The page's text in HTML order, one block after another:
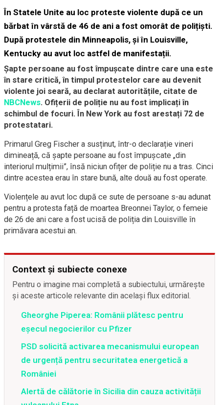
În Statele Unite au loc proteste violente după ce un
bărbat în vârstă de 46 de ani a fost omorât de polițiști.
După protestele din Minneapolis, și în Louisville,
Kentucky au avut loc astfel de manifestații.
Șapte persoane au fost împușcate dintre care una este
în stare critică, în timpul protestelor care au devenit
violente joi seară, au declarat autoritățile, citate de
NBCNews. Ofițerii de poliție nu au fost implicați în
schimbul de focuri. În New York au fost arestați 72 de
protestatari.
Primarul Greg Fischer a susținut, într-o declarație vineri
dimineață, că șapte persoane au fost împușcate „din
interiorul mulțimii”, însă niciun ofițer de poliție nu a tras. Cinci
dintre acestea erau în stare bună, alte două au fost operate.
Violențele au avut loc după ce sute de persoane s-au adunat
pentru a protesta față de moartea Breonnei Taylor, o femeie
de 26 de ani care a fost ucisă de poliția din Louisville în
primăvara acestui an.
Context și subiecte conexe
Pentru o imagine mai completă a subiectului, urmărește
și aceste articole relevante din același flux editorial.
Gheorghe Piperea: Românii plătesc pentru
eșecul negocierilor cu Pfizer
PSD solicită activarea mecanismului european
de urgență pentru securitatea energetică a
României
Alertă de călătorie în Sicilia din cauza activității